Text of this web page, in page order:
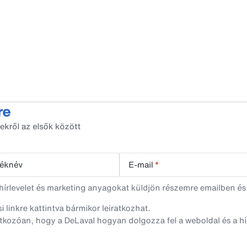
az elsők között
E-mail *
és marketing anyagokat küldjön részemre emailben
linkre kattintva bármikor leiratkozhat.
hogy a DeLaval hogyan dolgozza fel a weboldal és a